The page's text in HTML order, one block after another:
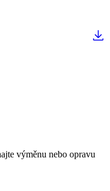
výměnu nebo opravu